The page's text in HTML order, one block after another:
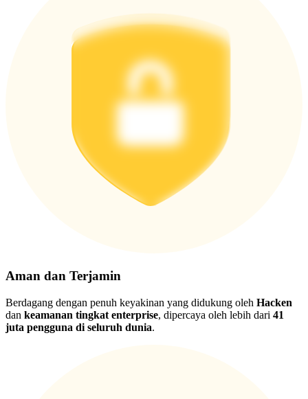
Aman dan Terjamin
Berdagang dengan penuh keyakinan yang didukung oleh Hacken
dan keamanan tingkat enterprise, dipercaya oleh lebih dari 41
juta pengguna di seluruh dunia.